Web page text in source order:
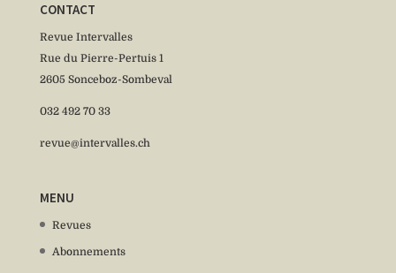
CONTACT
Revue Intervalles
Rue du Pierre-Pertuis 1
2605 Sonceboz-Sombeval
032 492 70 33
revue@intervalles.ch
MENU
Revues
Abonnements